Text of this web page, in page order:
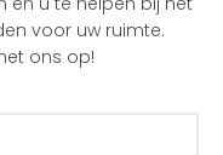
voor uw ruimte.
ons op!